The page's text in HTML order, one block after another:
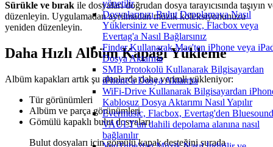
yönetilir
Dosyalarınızı Bulut Depolamaya Nasıl
Yüklersiniz ve Evermusic, Flacbox veya
Evertag'a Nasıl Bağlarsınız
Finder Kullanarak Mac'ten iPhone veya
Dosya Aktarma
SMB Protokolü Kullanarak Bilgisayardan
iPhone'a Dosya Aktarma
WiFi-Drive Kullanarak Bilgisayardan
Kablosuz Dosya Aktarımı Nasıl Yapılır
Evermusic, Flacbox, Evertag'den Bluesound
VAULT'un dahili depolama alanına nasıl
bağlanılır
Sürükle ve bırak ile dosyaları doğrudan dosya tarayıcısında taşıyın
düzenleyin. Uygulamadan ayrılmadan müzik koleksiyonunuzu
yeniden düzenleyin.
Daha Hızlı Albüm Kapağı Yükleme
Albüm kapakları artık şu alanlarda daha verimli yükleniyor:
Tür görünümleri
Albüm ve parça görünümleri
Gömülü kapaklı bulut dosyaları
Bulut dosyaları için gömülü kapak desteğini şurada